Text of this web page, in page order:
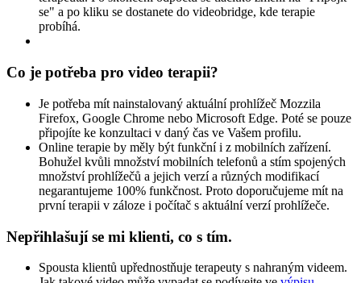
se" a po kliku se dostanete do videobridge, kde terapie
probíhá.
Co je potřeba pro video terapii?
Je potřeba mít nainstalovaný aktuální prohlížeč Mozzila
Firefox, Google Chrome nebo Microsoft Edge. Poté se pouze
připojíte ke konzultaci v daný čas ve Vašem profilu.
Online terapie by měly být funkční i z mobilních zařízení.
Bohužel kvůli množství mobilních telefonů a stím spojených
množství prohlížečů a jejich verzí a různých modifikací
negarantujeme 100% funkčnost. Proto doporučujeme mít na
první terapii v záloze i počítač s aktuální verzí prohlížeče.
Nepřihlašují se mi klienti, co s tím.
Spousta klientů upřednostňuje terapeuty s nahraným videem.